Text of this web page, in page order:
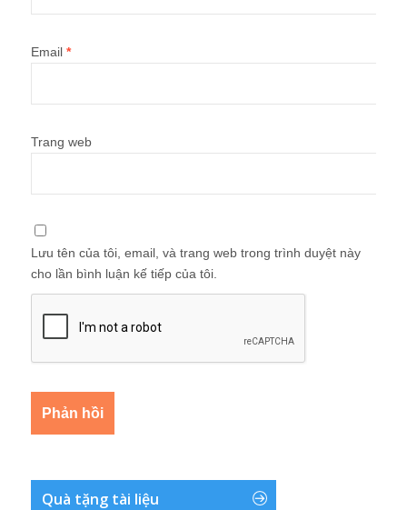
Email *
Trang web
Lưu tên của tôi, email, và trang web trong trình duyệt này
cho lần bình luận kế tiếp của tôi.
Quà tặng tài liệu